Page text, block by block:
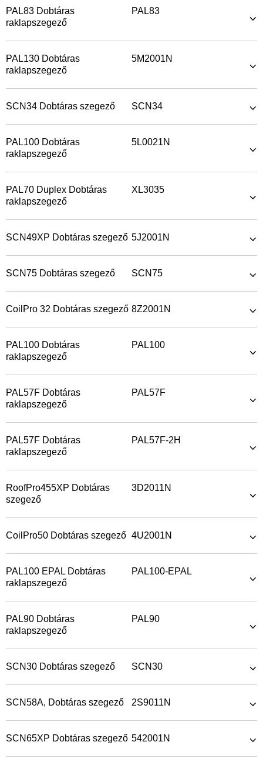
PAL83 Dobtáras
raklapszegező
PAL83
PAL130 Dobtáras
raklapszegező
5M2001N
SCN34 Dobtáras szegező SCN34
PAL100 Dobtáras
raklapszegező
5L0021N
PAL70 Duplex Dobtáras
raklapszegező
XL3035
SCN49XP Dobtáras szegező 5J2001N
SCN75 Dobtáras szegező SCN75
CoilPro 32 Dobtáras szegező 8Z2001N
PAL100 Dobtáras
raklapszegező
PAL100
PAL57F Dobtáras
raklapszegező
PAL57F
PAL57F Dobtáras
raklapszegező
PAL57F-2H
RoofPro455XP Dobtáras
szegező
3D2011N
CoilPro50 Dobtáras szegező 4U2001N
PAL100 EPAL Dobtáras
raklapszegező
PAL100-EPAL
PAL90 Dobtáras
raklapszegező
PAL90
SCN30 Dobtáras szegező SCN30
SCN58A, Dobtáras szegező 2S9011N
SCN65XP Dobtáras szegező 542001N